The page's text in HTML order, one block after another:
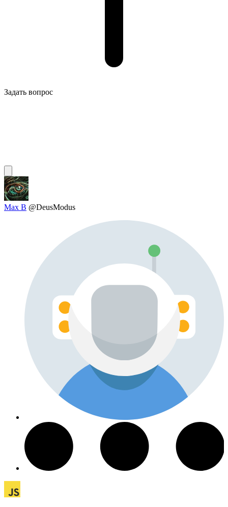
Задать вопрос
Max B @DeusModus